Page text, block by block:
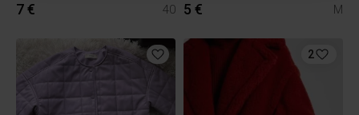
7 € 40 5 € M
2